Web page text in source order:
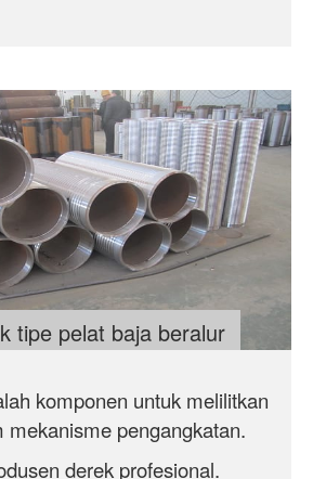
tipe pelat baja beralur
komponen untuk melilitkan
mekanisme pengangkatan.
derek profesional.